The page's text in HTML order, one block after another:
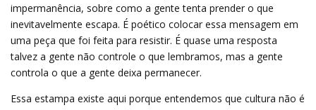
impermanência, sobre como a gente tenta prender o que
inevitavelmente escapa. É poético colocar essa mensagem em
uma peça que foi feita para resistir. É quase uma resposta 
talvez a gente não controle o que lembramos, mas a gente
controla o que a gente deixa permanecer.
Essa estampa existe aqui porque entendemos que cultura não é